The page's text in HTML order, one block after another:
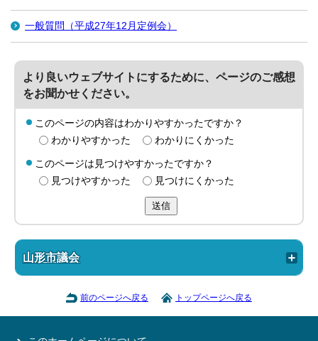
一般質問（平成27年12月定例会）
より良いウェブサイトにするために、ページのご感想
をお聞かせください。
このページの内容はわかりやすかったですか？
わかりやすかった
わかりにくかった
このページは見つけやすかったですか？
見つけやすかった
見つけにくかった
送信
山形市議会
前のページへ戻る トップページへ戻る